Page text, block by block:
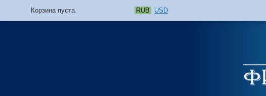
Корзина пуста. RUB USD